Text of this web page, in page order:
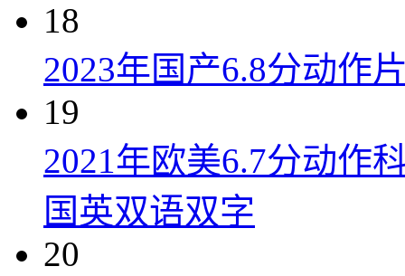
18
2023年国产6.8分动作
19
2021年欧美6.7分动作
国英双语双字
20